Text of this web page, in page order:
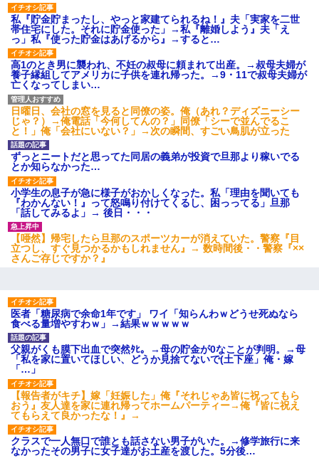
放置子が病院送りになったらしい → 俺（二度と帰ってくるなよ…
嫁を半身不随にしやがった恨みは、正直こんなもんじゃ晴れな
い）
「お前の父ちゃんは自宅警備員」とかからかわれたけど、実はと
んでもない仕事に就いていた
父親がくも膜下出血で突然ﾀﾋ。→母の貯金が0なことが判明。→母
「私を家に置いてほしい、どうか見捨てないで(土下座」俺・嫁
「…」
彼氏の家に泊まる事になり、ゲームで盛り上がってさぁ寝よう！
と電気を消すとミシッって音が…彼「ちょっと待ってて」→勢い
よくドアを開けるとなんと…
【悲報】お風呂で父親と姉が完全に行為してるんだが...
婚活パーティーでよく会う美女がいた。こんな完璧な容姿を持っ
彼女(美人女医)にネックレスをプレゼント。「こんな安物を渡すく
らいなら、渡さないほうがマシだからね」→ ６０万したと話した
ら・・・
何年か前に妹は離婚している。当時生まれた姪が義弟の子じゃな
かったため妹有責での離婚になり…
スマホを与えられて、中学卒業する頃にはすっかり女叩きに洗脳
された弟が、大学進学のために一人暮らししたいと言い出した。
私『貯金貯まったし、やっと家建てられるね！』夫「実家を二世
帯住宅にした。それに貯金使った」→私『離婚しよう』夫「え
っ」私『使った貯金はあげるから』→すると…
高1のとき男に襲われ、不妊の叔母に頼まれて出産。→叔母夫婦が
養子縁組してアメリカに子供を連れ帰った。→9・11で叔母夫婦が
亡くなってしまい…
日曜日、会社の窓を見ると同僚の姿。俺（あれ？ディズニーシー
じゃ？）→俺電話「今何してんの？」同僚「シーで並んでるこ
と！」俺「会社にいない？」→次の瞬間、すごい鳥肌が立った
ずっとニートだと思ってた同居の義弟が投資で旦那より稼いでる
とか知らなかった…
小学生の息子が急に様子がおかしくなった。私「理由を聞いても
『わかんない！』って怒鳴り付けてくるし、困っってる」旦那
「話してみるよ」→ 後日・・・
【唖然】帰宅したら旦那のスポーツカーが消えていた。警察『目
立つし、すぐ見つかるかもしれません』→ 数時間後・・警察『××
さんご存じですか？』
医者「糖尿病で余命1年です」 ワイ「知らんわｗどうせ死ぬなら
食べる量増やすわｗ」→結果ｗｗｗｗｗ
父親がくも膜下出血で突然ﾀﾋ。→母の貯金が0なことが判明。→母
「私を家に置いてほしい、どうか見捨てないで(土下座」俺・嫁
「…」
【報告者がキチ】嫁「妊娠した」俺『それじゃあ皆に祝ってもら
おう』友人達を家に連れ帰ってホームパーティー→俺『皆に祝え
てもらえて良かったな！』→
クラスで一人無口で誰とも話さない男子がいた。→修学旅行に来
なかったその男子に女子達がお土産を渡した。5分後…